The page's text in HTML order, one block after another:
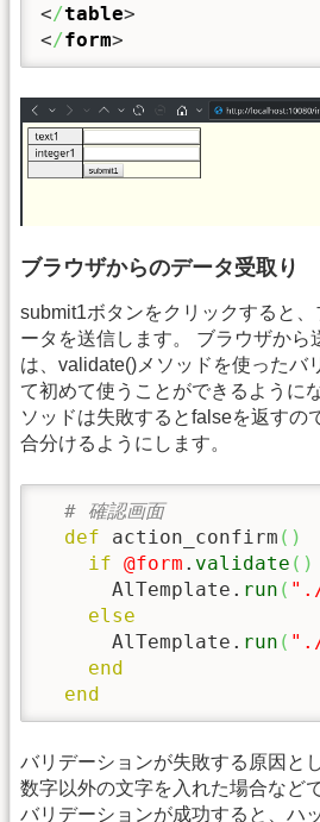
</table>
</form>
ブラウザからのデータ受取り
submit1ボタンをクリックすると
ータを送信します。 ブラウザから
は、validate()メソッドを使ったバ
て初めて使うことができるように
ソッドは失敗するとfalseを返すの
合分けるようにします。
# 確認画面
def action_confirm ( )
if @form . validate ( )
      AlTemplate.
run (
else
      AlTemplate.
run (
end
end
バリデーションが失敗する原因と
数字以外の文字を入れた場合などで
バリデーションが成功すると、ハ